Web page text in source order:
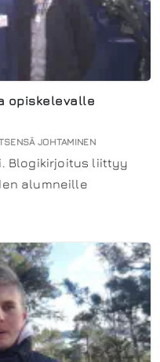
opiskelevalle
JOHTAMINEN
Blogikirjoitus liittyy
alumneille